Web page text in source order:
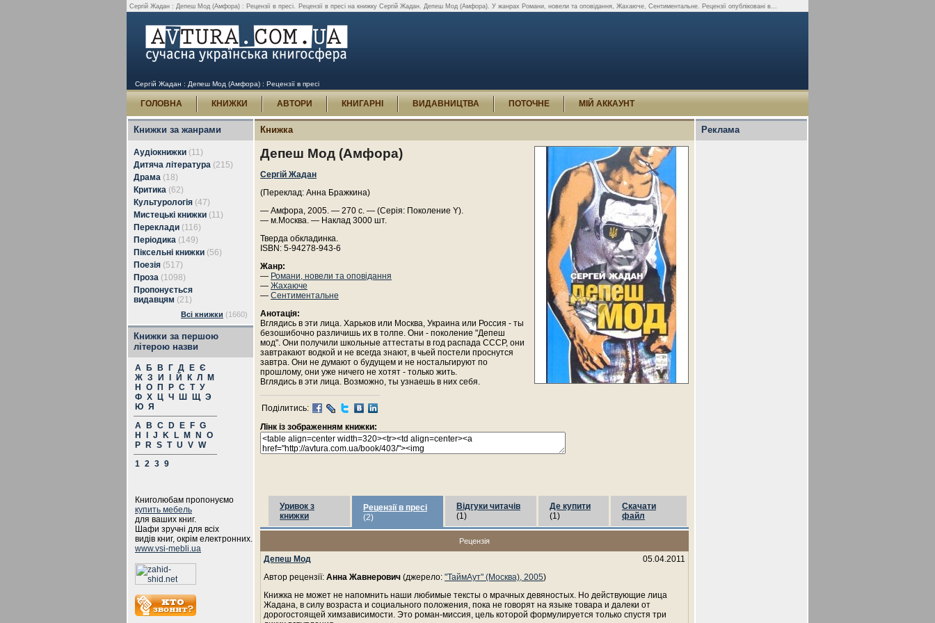
Сергій Жадан : Депеш Мод (Амфора) : Рецензії в пресі. Рецензії в пресі на книжку Сергій Жадан. Депеш Мод (Амфора). У жанрах Романи, новели та оповідання, Жахаюче, Сентиментальне. Рецензії опубліковані в...
Сергій Жадан : Депеш Мод (Амфора) : Рецензії в пресі
ГОЛОВНА КНИЖКИ АВТОРИ КНИГАРНІ ВИДАВНИЦТВА ПОТОЧНЕ МІЙ АККАУНТ
Книжки за жанрами
Аудіокнижки (11)
Дитяча література (215)
Драма (18)
Критика (62)
Культурологія (47)
Мистецькі книжки (11)
Переклади (116)
Періодика (149)
Піксельні книжки (56)
Поезія (517)
Проза (1098)
Пропонується
видавцям (21)
Всі книжки (1660)
Книжки за першою
літерою назви
А Б В Г Д Е Є
Ж З И Й К Л
М
Н
О П Р С Т У
Ф Х Ц Ч Ш Щ Э
Ю Я
A
B C D E F G
H
J K L M N
O
P
R S T U V W
1 2 3 9
Книголюбам пропонуємо
купить мебель
для ваших книг.
Шафи зручні для всіх
видів книг, окрім електронних.
www.vsi-mebli.ua
Книжка
Депеш Мод (Амфора)
Сергій Жадан
(Переклад: Анна Бражкина)
— Амфора, 2005. — 270 с. — (Серія: Поколение Y).
— м.Москва. — Наклад 3000 шт.
Тверда обкладинка.
ISBN: 5-94278-943-6
Жанр:
— Романи, новели та оповідання
— Жахаюче
— Сентиментальне
Анотація:
Вглядись в эти лица. Харьков или Москва, Украина или Россия - ты
безошибочно различишь их в толпе. Они - поколение "Депеш
мод". Они получили школьные аттестаты в год распада СССР, они
завтракают водкой и не всегда знают, в чьей постели проснутся
завтра. Они не думают о будущем и не ностальгируют по
прошлому, они уже ничего не хотят - только жить.
Вглядись в эти лица. Возможно, ты узнаешь в них себя.
Поділитись:
Лінк із зображенням книжки:
Уривок з
книжки
Рецензії в пресі
(2)
Відгуки читачів
(1)
Де купити
(1)
Скачати
файл
Рецензія
05.04.2011
Депеш Мод
Автор рецензії: Анна Жавнерович (джерело: "ТаймАут" (Москва), 2005)
Книжка не может не напомнить наши любимые тексты о мрачных девяностых. Но действующие лица
Жадана, в силу возраста и социального положения, пока не говорят на языке товара и далеки от
дорогостоящей химзависимости. Это роман-миссия, цель которой формулируется только спустя три
Реклама